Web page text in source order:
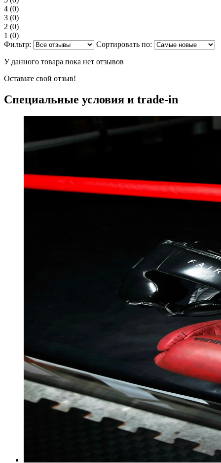
4 (0)
3 (0)
2 (0)
1 (0)
Фильтр:
Сортировать по:
У данного товара пока нет отзывов
Оставьте свой отзыв!
Специальные условия и trade-in